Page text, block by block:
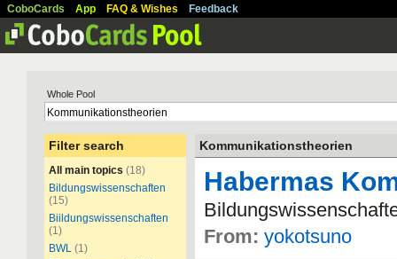
CoboCards App FAQ & Wishes Feedback
Whole Pool
Filter search
All main topics (18)
Bildungswissenschaften
(15)
Biildungswissenschaften
(1)
BWL (1)
Kommunikationstheorien
Habermas
From: yokotsuno